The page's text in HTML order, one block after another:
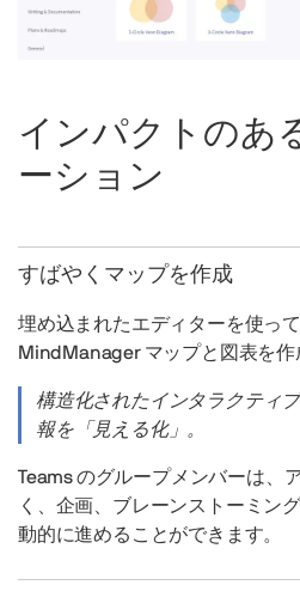
インパクトのあ
ーション
すばやくマップを作成
埋め込まれたエディターを使っ
MindManager マップと図表を作
構造化されたインタラクティ
報を「見える化」。
Teams のグループメンバーは、
く、企画、ブレーンストーミン
動的に進めることができます。